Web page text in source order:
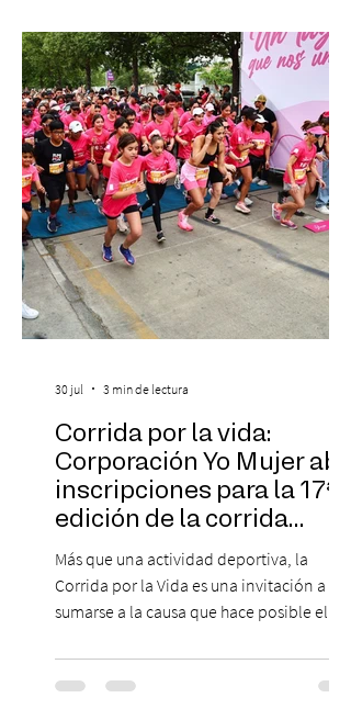
Las Cuatro Estaciones de Antonio Vivaldi y
Las Cuatro Estaciones Porteñas de Astor
Piazzolla. Déja
Corrida por la vida:
Corporación Yo Mujer abre
inscripciones para la 17ª
edición de la corrida
solidaria
Más que una actividad deportiva, la
Corrida por la Vida es una invitación a
sumarse a la causa que hace posible el
desarrolla durante todo el año: brindar
orientación, contención y apoyo
30 jul 3 min de lectura